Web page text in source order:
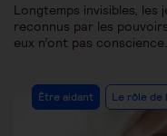
Longtemps invisibles, les
reconnus par les
eux n’ont pas
Être aidant Le rôle de